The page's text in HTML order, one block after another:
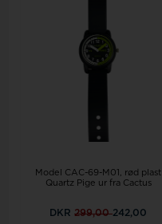
Model CAC-69-M01
rød plast
Quartz Pige ur fra Cactus
DKR299,00242,00